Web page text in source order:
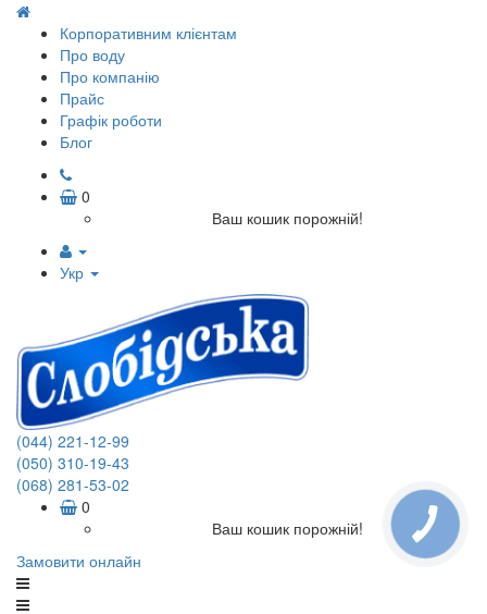
Корпоративним клієнтам
Про воду
Про компанію
Прайс
Графік роботи
Блог
0
Ваш кошик порожній!
Укр
(044) 221-12-99
(050) 310-19-43
(068) 281-53-02
0
Ваш кошик порожній!
Замовити онлайн